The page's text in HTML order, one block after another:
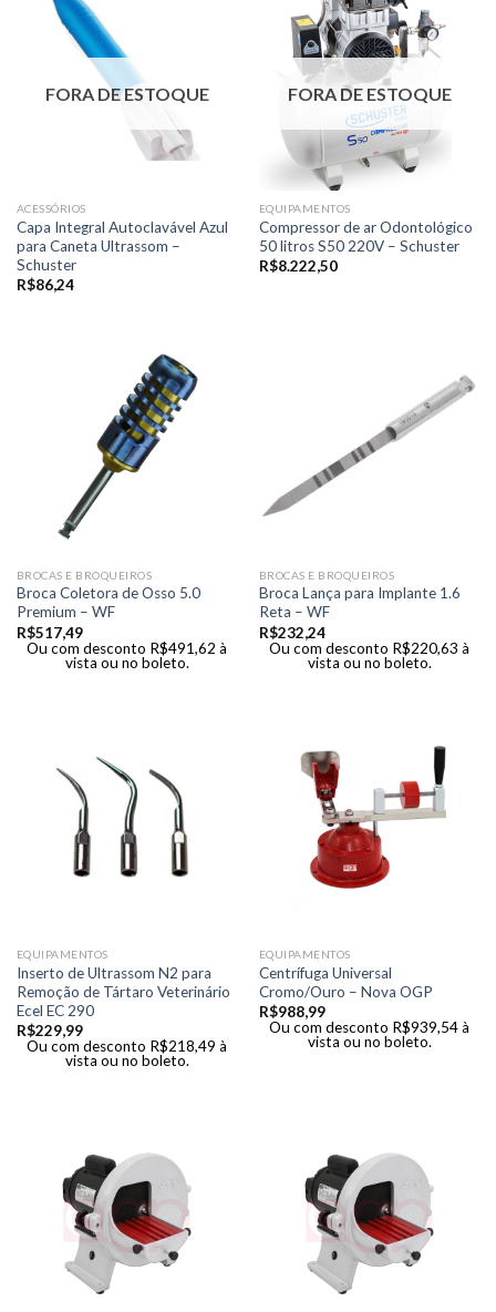
FORA DE ESTOQUE
ACESSÓRIOS
Capa Integral Autoclavável Azul
para Caneta Ultrassom –
Schuster
R$86,24
FORA DE ESTOQUE
EQUIPAMENTOS
Compressor de ar Odontológico
50 litros S50 220V – Schuster
R$8.222,50
BROCAS E BROQUEIROS
Broca Coletora de Osso 5.0
Premium – WF
R$517,49
Ou com desconto R$491,62 à
vista ou no boleto.
BROCAS E BROQUEIROS
Broca Lança para Implante 1.6
Reta – WF
R$232,24
Ou com desconto R$220,63 à
vista ou no boleto.
EQUIPAMENTOS
Inserto de Ultrassom N2 para
Remoção de Tártaro Veterinário
Ecel EC 290
R$229,99
Ou com desconto R$218,49 à
vista ou no boleto.
EQUIPAMENTOS
Centrífuga Universal
Cromo/Ouro – Nova OGP
R$988,99
Ou com desconto R$939,54à
vista ou no boleto.